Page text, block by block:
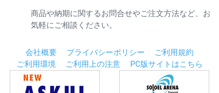
商品や納期に関するお問合せやご注文方法など、お
気軽にご相談ください。
会社概要 プライバシーポリシー
ご利用規約
ご利用環境
ご利用上の注意 PC版サイトはこちら